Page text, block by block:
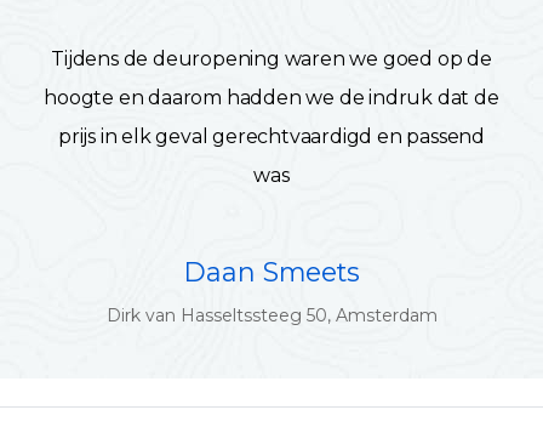
Tijdens de deuropening waren we goed op de
hoogte en daarom hadden we de indruk dat de
prijs in elk geval gerechtvaardigd en passend
was
Daan Smeets
Dirk van Hasseltssteeg 50, Amsterdam